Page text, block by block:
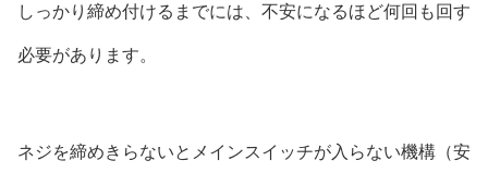
しっかり締め付けるまでには、不安になるほど何回も回す
必要があります。
ネジを締めきらないとメインスイッチが入らない機構（安